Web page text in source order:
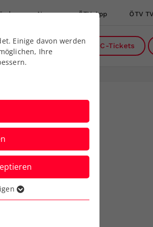
News ÖTV App ÖTV TV
uns Kreise DC-Tickets
Inside-In
Der Podcast des
Inside-In
Einige davon werden
Ihre
der
die Webseite